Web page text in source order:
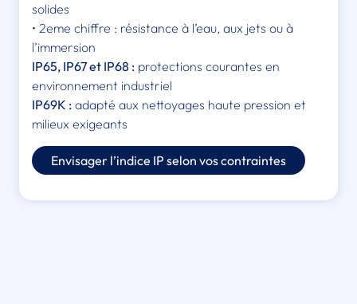
solides
• 2eme chiffre : résistance à l’eau, aux jets ou à
l’immersion
IP65, IP67 et IP68 : protections courantes en
environnement industriel
IP69K : adapté aux nettoyages haute pression et
milieux exigeants
Envisager l’indice IP selon vos contraintes